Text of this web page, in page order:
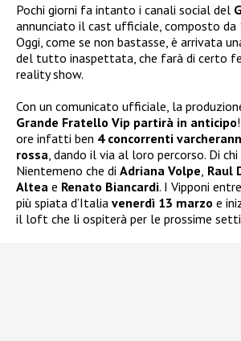
Pochi giorni fa intanto i canali social del
annunciato il cast ufficiale, composto da
Oggi, come se non bastasse, è arrivata
del tutto inaspettata, che farà di certo
reality show.
Con un comunicato ufficiale, la
Grande Fratello Vip partirà in anticipo
ore infatti ben 4 concorrenti
rossa , dando il via al loro percorso. Di
Nientemeno che di Adriana Volpe Raul
Altea e Renato Biancardi. I Vipponi
più spiata d’Italia venerdì 13 marzo e
il loft che li ospiterà per le prossime